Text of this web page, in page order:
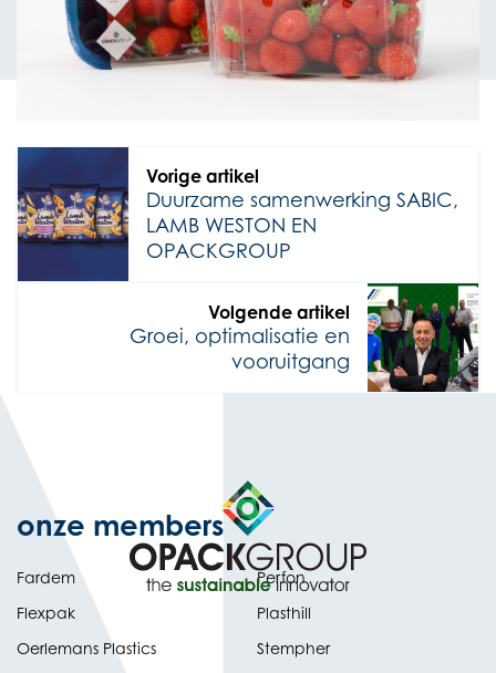
Vorige artikel
Duurzame samenwerking SABIC,
LAMB WESTON EN
OPACKGROUP
Volgende artikel
Groei, optimalisatie en
vooruitgang
onze members
Fardem
Flexpak
Oerlemans Plastics
Perfon
Plasthill
Stempher